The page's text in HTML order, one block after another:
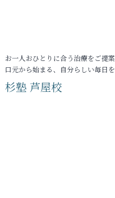
お一人おひとりに合う治療をご提案
口元から始まる、自分らしい毎日を
杉塾 芦屋校